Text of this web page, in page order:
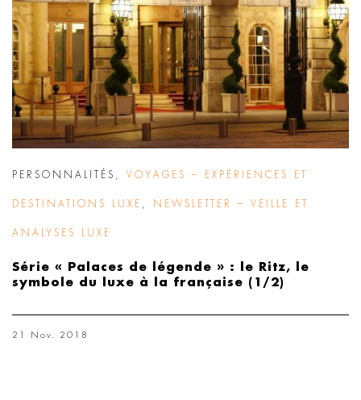
PERSONNALITÉS VOYAGES – EXPÉRIENCES ET
DESTINATIONS LUXE NEWSLETTER – VEILLE ET
ANALYSES LUXE
Série « Palaces de légende » : le Ritz, le
symbole du luxe à la française (1/2)
21 Nov. 2018